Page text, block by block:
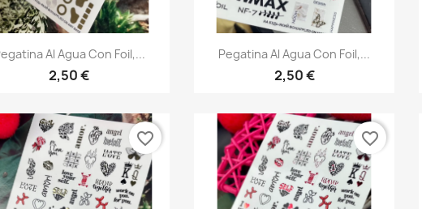
Vista rápida
Al Agua Con Foil,...
2,50 €
Vista rápida
Pegatina Al Agua Con Foil,...
2,50 €
favorite_border favorite_border